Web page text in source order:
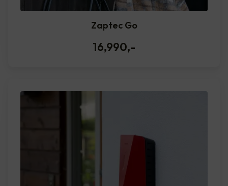
Zaptec Go
16,990,-